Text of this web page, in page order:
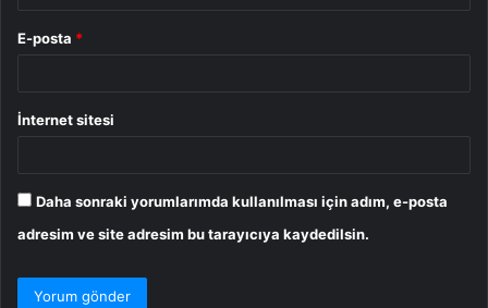
E-posta *
İnternet sitesi
Daha sonraki yorumlarımda kullanılması için adım, e-posta
adresim ve site adresim bu tarayıcıya kaydedilsin.